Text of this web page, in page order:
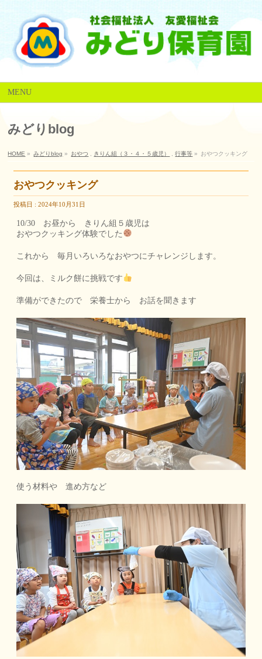
MENU
みどりblog
HOME » みどりblog » おやつ きりん組（３・４・５歳児） ,行事等 » おやつクッキング
おやつクッキング
投稿日 : 2024年10月31日
10/30 お昼から きりん組５歳児は
おやつクッキング体験でした
これから 毎月いろいろなおやつにチャレンジします。
今回は、ミルク餅に挑戦です
準備ができたので 栄養士から お話を聞きます
使う材料や 進め方など